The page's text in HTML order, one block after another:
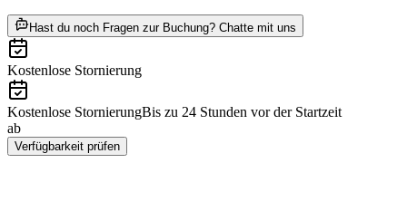
Hast du noch Fragen zur Buchung? Chatte mit uns
Kostenlose Stornierung
Kostenlose StornierungBis zu 24 Stunden vor der Startzeit
ab
Verfügbarkeit prüfen